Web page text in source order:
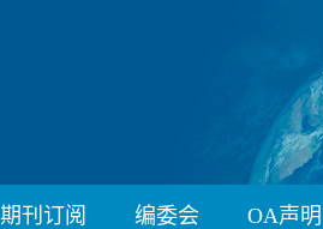
期刊订阅 编委会 OA声明